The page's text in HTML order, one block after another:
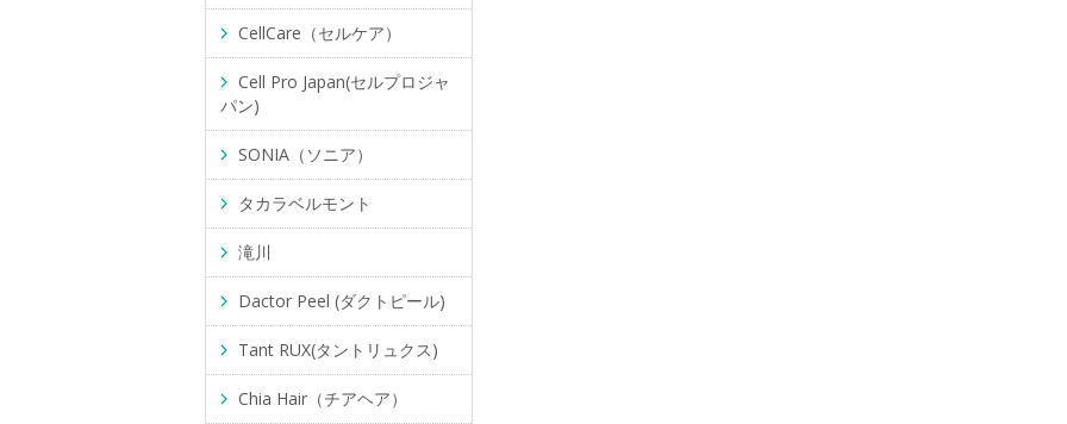
CellCare（セルケア）
Cell Pro Japan(セルプロジャ
パン)
SONIA（ソニア）
タカラベルモント
滝川
Dactor Peel (ダクトピール)
Tant RUX(タントリュクス)
Chia Hair（チアヘア）